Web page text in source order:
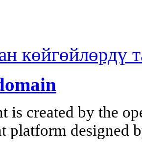
көйгөйлөрдү
is created by the
platform designed